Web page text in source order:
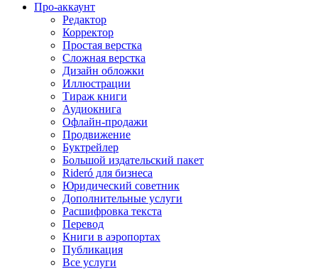
Про-аккаунт
Редактор
Корректор
Простая верстка
Сложная верстка
Дизайн обложки
Иллюстрации
Тираж книги
Аудиокнига
Офлайн-продажи
Продвижение
Буктрейлер
Большой издательский пакет
Rideró для бизнеса
Юридический советник
Дополнительные услуги
Расшифровка текста
Перевод
Книги в аэропортах
Публикация
Все услуги